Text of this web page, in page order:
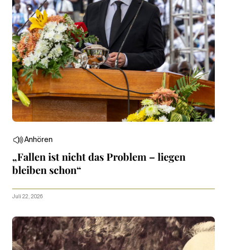
Anhören
„Fallen ist nicht das Problem – liegen
bleiben schon“
Juli 22, 2026